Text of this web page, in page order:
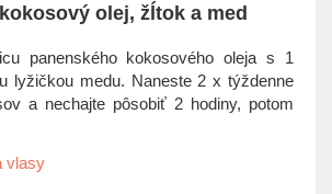
olej, žĺtok a med
panenského kokosového oleja s 1
lyžičkou medu. Naneste 2 x týždenne
a nechajte pôsobiť 2 hodiny, potom